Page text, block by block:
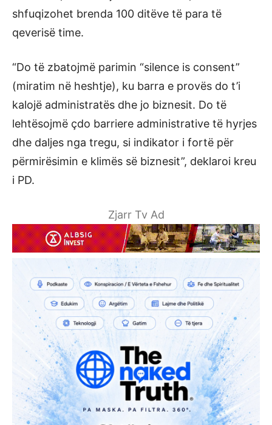
shfuqizohet brenda 100 ditëve të para të
qeverisë time.
“Do të zbatojmë parimin “silence is consent”
(miratim në heshtje), ku barra e provës do t’i
kalojë administratës dhe jo biznesit. Do të
lehtësojmë çdo barriere administrative të hyrjes
dhe daljes nga tregu, si indikator i fortë për
përmirësimin e klimës së biznesit”, deklaroi kreu
i PD.
Zjarr Tv Ad